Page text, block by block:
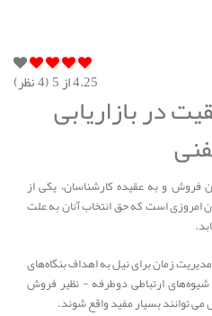
4.25از 5 ( 4نظر)
در بازاریابی
فروش و به عقیده کارشناسان، یكی از
است كه حق انتخاب آنان به علت
زمان برای نیل به اهداف بنگاه‌های
ارتباطی دوطرفه - نظیر فروش
توانند بسیار مفید واقع شوند.